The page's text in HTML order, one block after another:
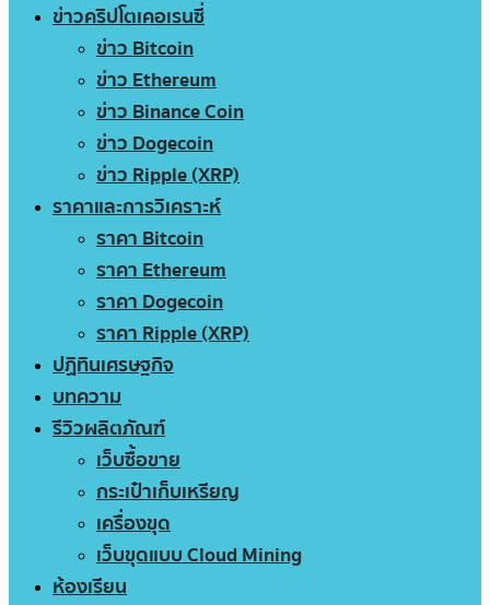
ข่าวคริปโตเคอเรนซี่
ข่าว Bitcoin
ข่าว Ethereum
ข่าว Binance Coin
ข่าว Dogecoin
ข่าว Ripple (XRP)
ราคาและการวิเคราะห์
ราคา Bitcoin
ราคา Ethereum
ราคา Dogecoin
ราคา Ripple (XRP)
ปฏิทินเศรษฐกิจ
บทความ
รีวิวผลิตภัณฑ์
เว็บซื้อขาย
กระเป๋าเก็บเหรียญ
เครื่องขุด
เว็บขุดแบบ Cloud Mining
ห้องเรียน